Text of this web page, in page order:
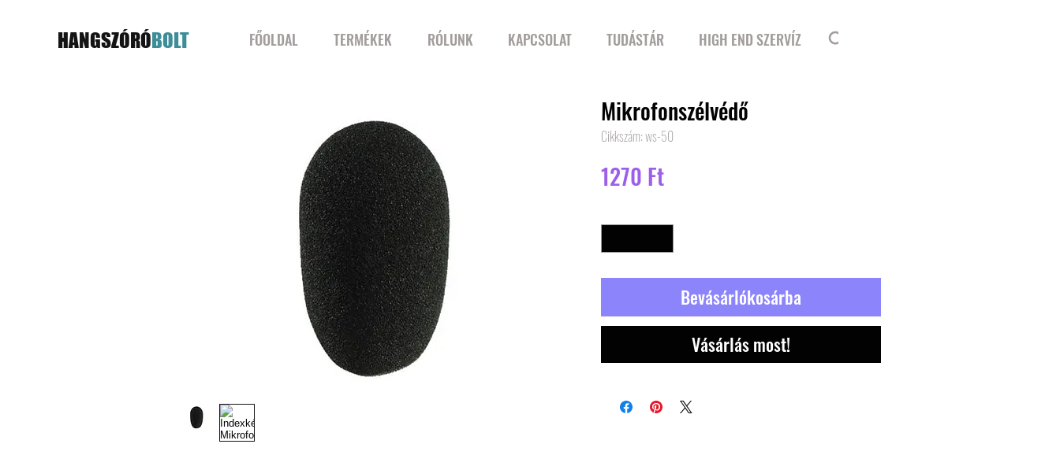
HANGSZÓRÓBOLT FŐOLDAL TERMÉKEK RÓLUNK KAPCSOLAT TUDÁSTÁR HIGH END SZERVÍZ
Mikrofonszélvédő
Cikkszám: ws-50
1270 FtÁr
Bevásárlókosárba
Vásárlás most!